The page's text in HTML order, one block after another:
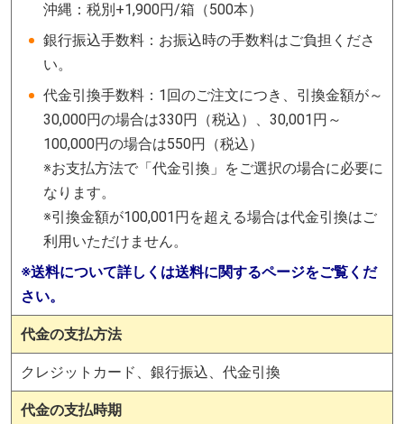
沖縄：税別+1,900円/箱（500本）
銀行振込手数料：お振込時の手数料はご負担くださ
い。
代金引換手数料：1回のご注文につき、引換金額が～
30,000円の場合は330円（税込）、30,001円～
100,000円の場合は550円（税込）
※お支払方法で「代金引換」をご選択の場合に必要に
なります。
※引換金額が100,001円を超える場合は代金引換はご
利用いただけません。
※送料について詳しくは送料に関するページをご覧くだ
さい。
代金の支払方法
クレジットカード、銀行振込、代金引換
代金の支払時期